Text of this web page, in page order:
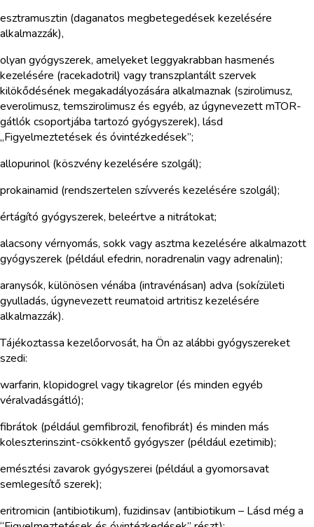
esztramusztin (daganatos megbetegedések kezelésére
alkalmazzák),
olyan gyógyszerek, amelyeket leggyakrabban hasmenés
kezelésére (racekadotril) vagy transzplantált szervek
kilökődésének megakadályozására alkalmaznak (szirolimusz,
everolimusz, temszirolimusz és egyéb, az úgynevezett mTOR-
gátlók csoportjába tartozó gyógyszerek), lásd
„Figyelmeztetések és óvintézkedések”;
allopurinol (köszvény kezelésére szolgál);
prokainamid (rendszertelen szívverés kezelésére szolgál);
értágító gyógyszerek, beleértve a nitrátokat;
alacsony vérnyomás, sokk vagy asztma kezelésére alkalmazott
gyógyszerek (például efedrin, noradrenalin vagy adrenalin);
aranysók, különösen vénába (intravénásan) adva (sokízületi
gyulladás, úgynevezett reumatoid artritisz kezelésére
alkalmazzák).
Tájékoztassa kezelőorvosát, ha Ön az alábbi gyógyszereket
szedi:
warfarin, klopidogrel vagy tikagrelor (és minden egyéb
véralvadásgátló);
fibrátok (például gemfibrozil, fenofibrát) és minden más
koleszterinszint-csökkentő gyógyszer (például ezetimib);
emésztési zavarok gyógyszerei (például a gyomorsavat
semlegesítő szerek);
eritromicin (antibiotikum), fuzidinsav (antibiotikum – Lásd még a